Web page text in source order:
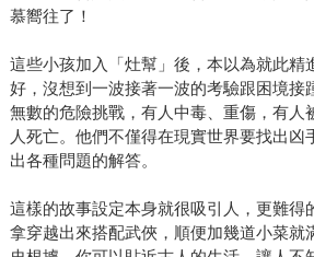
慕嚮往了！
這些小孩加入「灶幫」後，本以為就此精
好，沒想到一波接著一波的考驗跟困境接
無數的危險挑戰，有人中毒、重傷，有人
人死亡。他們不僅得在現實世界要找出凶
出各種問題的解答。
這樣的故事設定本身就很吸引人，更難得
拿穿越出來搭配武俠，順便加幾道小菜就